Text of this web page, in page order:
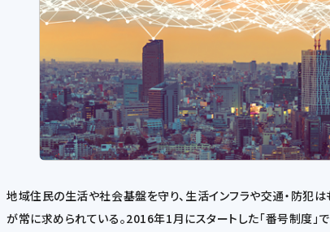
地域住民の生活や社会基盤を守り、生活インフラや交通・防
が常に求められている。2016年1月にスタートした「番号制度